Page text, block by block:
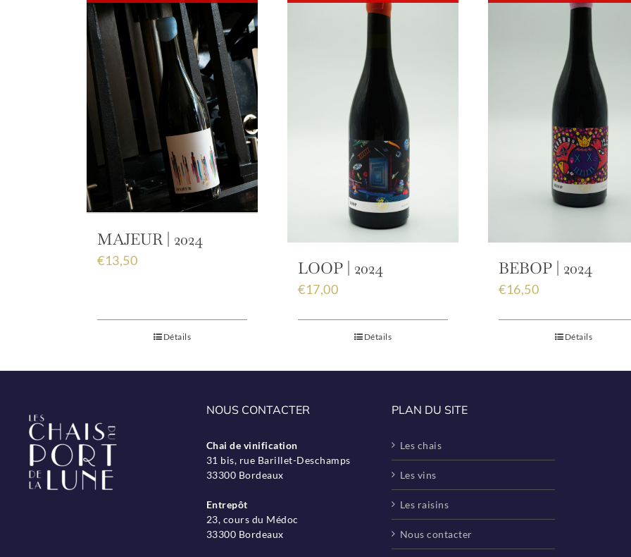
MAJEUR | 2024
€13,50
Détails
LOOP | 2024
€17,00
Détails
BEBOP | 2024
€16,50
Détails
NOUS CONTACTER
Chai de vinification
31 bis, rue Barillet-Deschamps
33300 Bordeaux
Entrepôt
23, cours du Médoc
33300 Bordeaux
PLAN DU SITE
Les chais
Les vins
Les raisins
Nous contacter